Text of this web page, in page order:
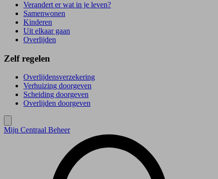
Verandert er wat in je leven?
Samenwonen
Kinderen
Uit elkaar gaan
Overlijden
Zelf regelen
Overlijdensverzekering
Verhuizing doorgeven
Scheiding doorgeven
Overlijden doorgeven
Mijn Centraal Beheer